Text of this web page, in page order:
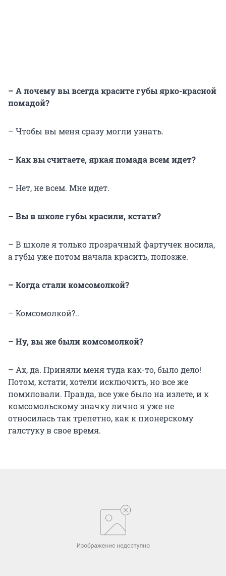
– А почему вы всегда красите губы ярко-красной
помадой?
– Чтобы вы меня сразу могли узнать.
– Как вы считаете, яркая помада всем идет?
– Нет, не всем. Мне идет.
– Вы в школе губы красили, кстати?
– В школе я только прозрачный фартучек носила,
а губы уже потом начала красить, попозже.
– Когда стали комсомолкой?
– Комсомолкой?..
– Ну, вы же были комсомолкой?
– Ах, да. Приняли меня туда как-то, было дело!
Потом, кстати, хотели исключить, но все же
помиловали. Правда, все уже было на излете, и к
комсомольскому значку лично я уже не
относилась так трепетно, как к пионерскому
галстуку в свое время.